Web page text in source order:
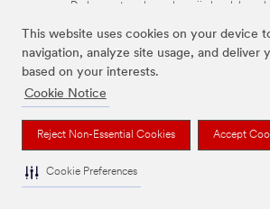
This website uses cookies on your device
navigation, analyze site usage, and deliver
based on your interests.
Cookie Notice
Reject Non-Essential Cookies Accept
Cookie Preferences
De bovenstaande merken zijn